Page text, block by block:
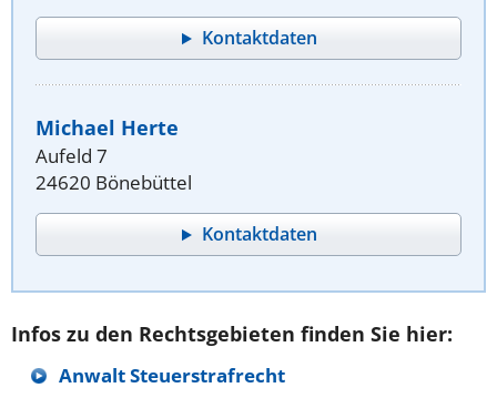
Kontaktdaten
Michael Herte
Aufeld 7
24620 Bönebüttel
Kontaktdaten
Infos zu den Rechtsgebieten finden Sie hier:
Anwalt Steuerstrafrecht